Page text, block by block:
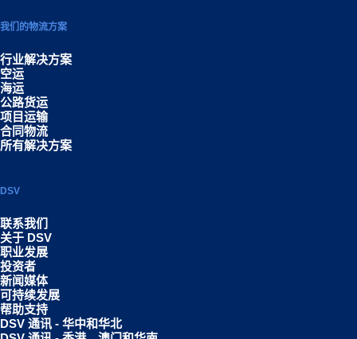
我们的物流方案
行业解决方案
空运
海运
公路货运
项目运输
合同物流
所有解决方案
DSV
联系我们
关于 DSV
职业发展
投资者
新闻媒体
可持续发展
帮助支持
DSV 通讯 - 华中和华北